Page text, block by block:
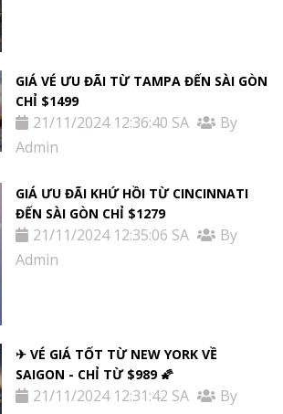
GIÁ VÉ ƯU ĐÃI TỪ TAMPA ĐẾN SÀI GÒN
CHỈ $1499
21/11/2024 12:36:40 SA
By
Admin
GIÁ ƯU ĐÃI KHỨ HỒI TỪ ​​CINCINNATI
ĐẾN SÀI GÒN CHỈ $1279
21/11/2024 12:35:06 SA
By
Admin
✈ VÉ GIÁ TỐT TỪ NEW YORK VỀ
SAIGON - CHỈ TỪ $989 🌠
21/11/2024 12:31:42 SA
By